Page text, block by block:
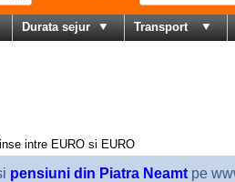
Durata sejur Transport
intre EURO si EURO
pensiuni din Piatra Neamtpe